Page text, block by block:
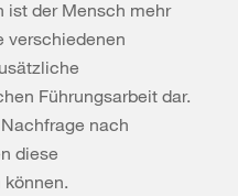
ist der Mensch mehr
verschiedenen
Führungsarbeit dar.
nach
diese